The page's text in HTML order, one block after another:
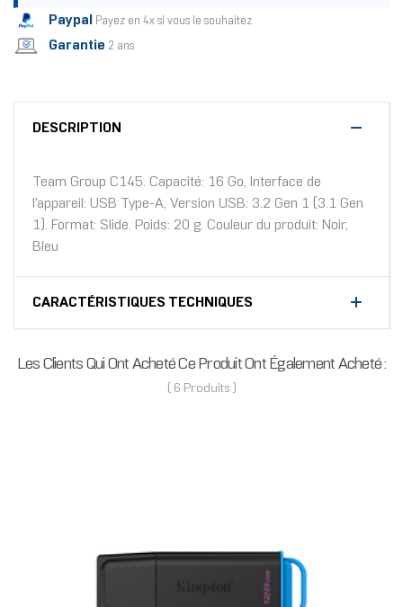
Paypal Payez en 4x si vous le souhaitez
Garantie 2 ans
DESCRIPTION
Team Group C145. Capacité: 16 Go, Interface de
l'appareil: USB Type-A, Version USB: 3.2 Gen 1 (3.1 Gen
1). Format: Slide. Poids: 20 g. Couleur du produit: Noir,
Bleu
CARACTÉRISTIQUES TECHNIQUES
Les Clients Qui Ont Acheté Ce Produit Ont Également Acheté :
( 6 Produits )